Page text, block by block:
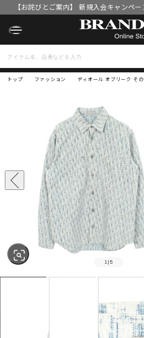
【お詫びとご案内】 新規入会キャンペ
OFFクーポン」付与漏れと補
トップ ディオール オブリーク そ
ファッション
1 | 5